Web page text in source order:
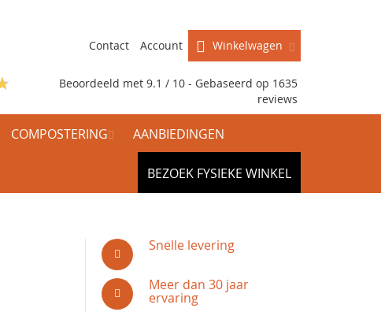
Winkelwagen
Contact Account
Beoordeeld met 9.1 / 10 - Gebaseerd op 1635
reviews
COMPOSTERING AANBIEDINGEN
BEZOEK FYSIEKE WINKEL
Snelle levering
Meer dan 30 jaar
ervaring